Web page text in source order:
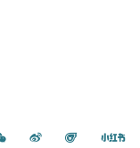
微信 微博 飞猪